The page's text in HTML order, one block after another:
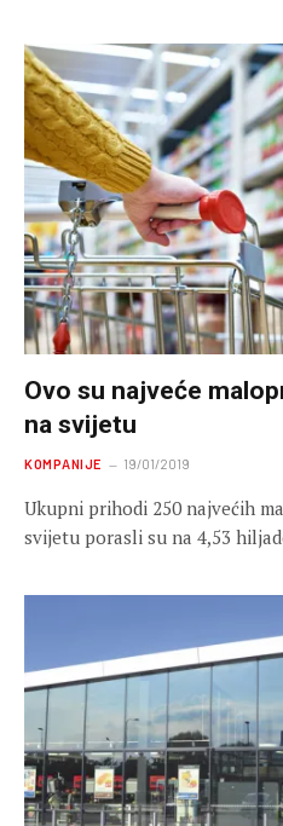
Ovo su najveće
na svijetu
KOMPANIJE 19/01/2019
Ukupni prihodi 250 najvećih
svijetu porasli su na 4,53